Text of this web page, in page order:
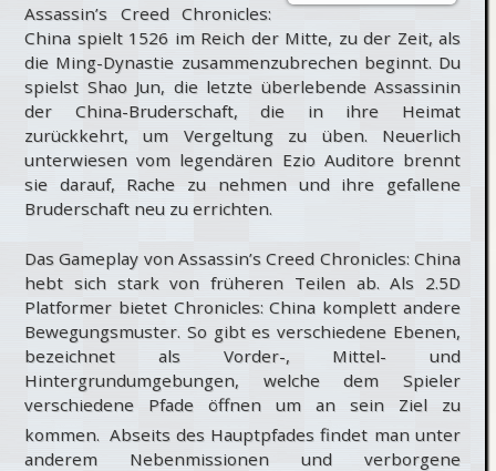
Assassin’s Creed Chronicles:
China spielt 1526 im Reich der Mitte, zu der Zeit, als
die Ming-Dynastie zusammenzubrechen beginnt. Du
spielst Shao Jun, die letzte überlebende Assassinin
der China-Bruderschaft, die in ihre Heimat
zurückkehrt, um Vergeltung zu üben. Neuerlich
unterwiesen vom legendären Ezio Auditore brennt
sie darauf, Rache zu nehmen und ihre gefallene
Bruderschaft neu zu errichten.
Das Gameplay von Assassin’s Creed Chronicles: China
hebt sich stark von früheren Teilen ab. Als 2.5D
Platformer bietet Chronicles: China komplett andere
Bewegungsmuster. So gibt es verschiedene Ebenen,
bezeichnet als Vorder-, Mittel- und
Hintergrundumgebungen, welche dem Spieler
verschiedene Pfade öffnen um an sein Ziel zu
kommen. Abseits des Hauptpfades findet man unter
anderem Nebenmissionen und verborgene